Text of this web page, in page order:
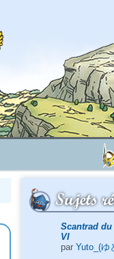
Sujets
Scantrad
VI
par Yuto_(ゆ